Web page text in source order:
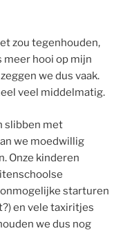
zou tegenhouden,
meer hooi op mijn
we dus vaak.
veel middelmatig.
slibben met
we moedwillig
Onze kinderen
starturen
en vele taxiritjes
we dus nog